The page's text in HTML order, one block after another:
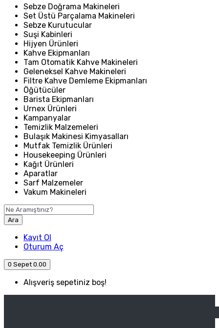
Sebze Doğrama Makineleri
Set Üstü Parçalama Makineleri
Sebze Kurutucular
Suşi Kabinleri
Hijyen Ürünleri
Kahve Ekipmanları
Tam Otomatik Kahve Makineleri
Geleneksel Kahve Makineleri
Filtre Kahve Demleme Ekipmanları
Öğütücüler
Barista Ekipmanları
Urnex Ürünleri
Kampanyalar
Temizlik Malzemeleri
Bulaşık Makinesi Kimyasalları
Mutfak Temizlik Ürünleri
Housekeeping Ürünleri
Kağıt Ürünleri
Aparatlar
Sarf Malzemeler
Vakum Makineleri
Ara
Kayıt Ol
Oturum Aç
0 Sepet 0.00
Alışveriş sepetiniz boş!